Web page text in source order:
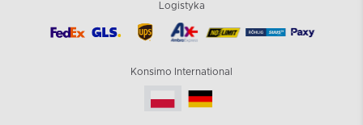
Logistyka
Konsimo International